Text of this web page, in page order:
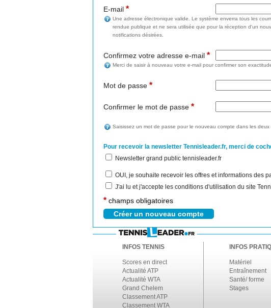
E-mail *
Une adresse électronique valide. Le système enverra tous les
rendue publique et ne sera utilisée que pour la réception d'un
notifications désirées.
Confirmez votre adresse e-mail *
Merci de saisir à nouveau votre e-mail pour confirmer son
Mot de passe *
Confirmer le mot de passe *
Saisissez un mot de passe pour le nouveau compte dans les deux
Pour recevoir la newsletter Tennisleader.fr, merci de
Newsletter grand public tennisleader.fr
OUI, je souhaite recevoir les offres et informations des
J'ai lu et j'accepte les conditions d'utilisation du site
* champs obligatoires
INFOS TENNIS
Scores en direct
Actualité ATP
Actualité WTA
Grand Chelem
Classement ATP
Classement WTA
INFOS
Matériel
Entraînement
Santé/ forme
Stages